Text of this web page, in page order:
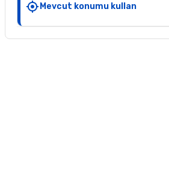
Mevcut konumu kullan